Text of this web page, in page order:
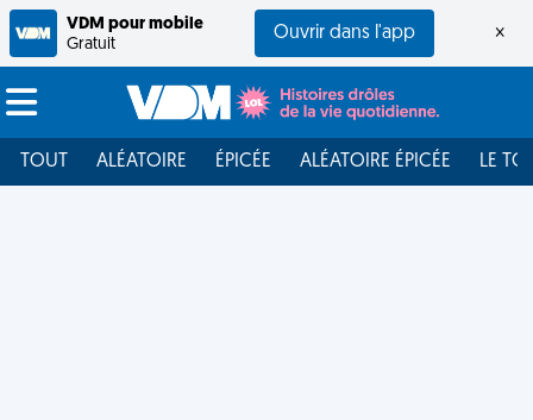
VDM pour mobile
Gratuit
Ouvrir dans l'app ×
TOUT ALÉATOIRE ÉPICÉE ALÉATOIRE ÉPICÉE LE